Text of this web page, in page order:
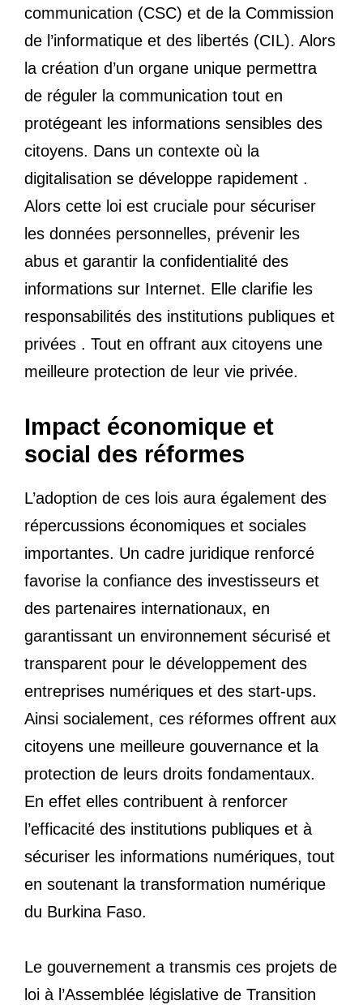
communication (CSC) et de la Commission
de l’informatique et des libertés (CIL). Alors
la création d’un organe unique permettra
de réguler la communication tout en
protégeant les informations sensibles des
citoyens. Dans un contexte où la
digitalisation se développe rapidement .
Alors cette loi est cruciale pour sécuriser
les données personnelles, prévenir les
abus et garantir la confidentialité des
informations sur Internet. Elle clarifie les
responsabilités des institutions publiques et
privées . Tout en offrant aux citoyens une
meilleure protection de leur vie privée.
Impact économique et
social des réformes
L’adoption de ces lois aura également des
répercussions économiques et sociales
importantes. Un cadre juridique renforcé
favorise la confiance des investisseurs et
des partenaires internationaux, en
garantissant un environnement sécurisé et
transparent pour le développement des
entreprises numériques et des start-ups.
Ainsi socialement, ces réformes offrent aux
citoyens une meilleure gouvernance et la
protection de leurs droits fondamentaux.
En effet elles contribuent à renforcer
l’efficacité des institutions publiques et à
sécuriser les informations numériques, tout
en soutenant la transformation numérique
du Burkina Faso.
Le gouvernement a transmis ces projets de
loi à l’Assemblée législative de Transition